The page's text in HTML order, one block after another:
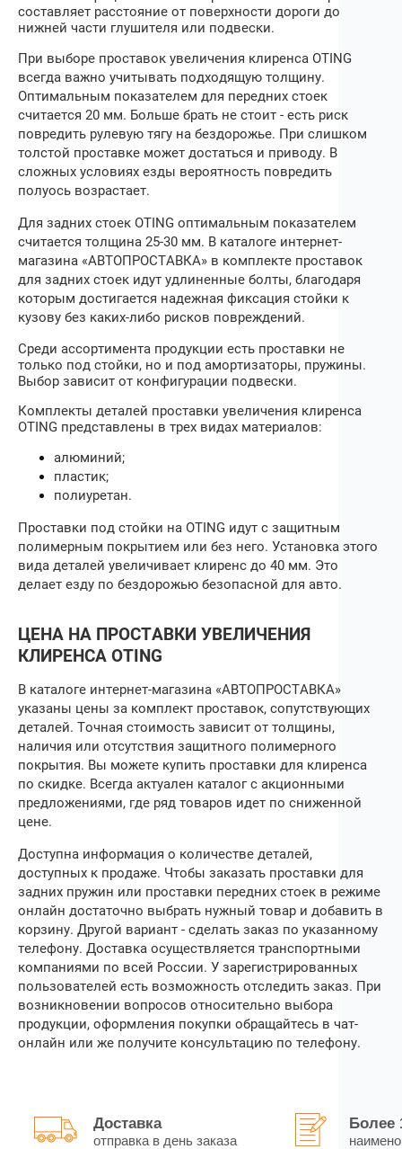
составляет расстояние от поверхности дороги до
нижней части глушителя или подвески.
При выборе проставок увеличения клиренса OTING
всегда важно учитывать подходящую толщину.
Оптимальным показателем для передних стоек
считается 20 мм. Больше брать не стоит ‒ есть риск
повредить рулевую тягу на бездорожье. При слишком
толстой проставке может достаться и приводу. В
сложных условиях езды вероятность повредить
полуось возрастает.
Для задних стоек OTING оптимальным показателем
считается толщина 25‒30 мм. В каталоге интернет-
магазина «АВТОПРОСТАВКА» в комплекте проставок
для задних стоек идут удлиненные болты, благодаря
которым достигается надежная фиксация стойки к
кузову без каких-либо рисков повреждений.
Среди ассортимента продукции есть проставки не
только под стойки, но и под амортизаторы, пружины.
Выбор зависит от конфигурации подвески.
Комплекты деталей проставки увеличения клиренса
OTING представлены в трех видах материалов:
алюминий;
пластик;
полиуретан.
Проставки под стойки на OTING идут с защитным
полимерным покрытием или без него. Установка этого
вида деталей увеличивает клиренс до 40 мм. Это
делает езду по бездорожью безопасной для авто.
ЦЕНА НА ПРОСТАВКИ УВЕЛИЧЕНИЯ
КЛИРЕНСА OTING
В каталоге интернет-магазина «АВТОПРОСТАВКА»
указаны цены за комплект проставок, сопутствующих
деталей. Точная стоимость зависит от толщины,
наличия или отсутствия защитного полимерного
покрытия. Вы можете купить проставки для клиренса
по скидке. Всегда актуален каталог с акционными
предложениями, где ряд товаров идет по сниженной
цене.
Доступна информация о количестве деталей,
доступных к продаже. Чтобы заказать проставки для
задних пружин или проставки передних стоек в режиме
онлайн достаточно выбрать нужный товар и добавить в
корзину. Другой вариант ‒ сделать заказ по указанному
телефону. Доставка осуществляется транспортными
компаниями по всей России. У зарегистрированных
пользователей есть возможность отследить заказ. При
возникновении вопросов относительно выбора
продукции, оформления покупки обращайтесь в чат-
онлайн или же получите консультацию по телефону.
Доставка
отправка в день заказа
Более